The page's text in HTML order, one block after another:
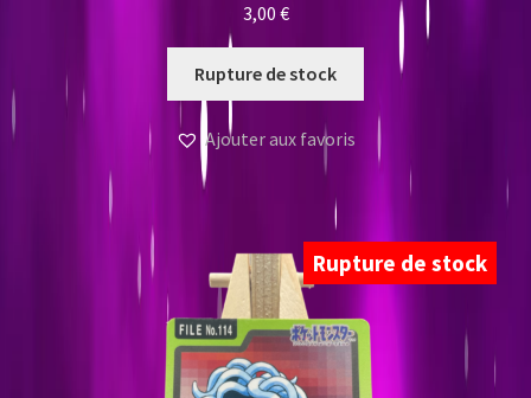
3,00 €
Rupture de stock
Ajouter aux favoris
Rupture de stock